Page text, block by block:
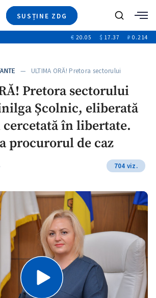
SUSȚINE ZDG
Ştiri
Special
Blog
ZdGust
€ 20.05 $ 17.37 ₽ 0.214
— ULTIMA ORĂ! Pretora sectorului
Pretora sectorului
Școlnic, eliberată
cercetată în libertate.
procurorul de caz
704 viz.